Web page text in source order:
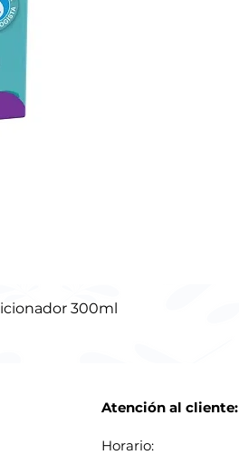
300ml
Atención al cliente:
Horario: